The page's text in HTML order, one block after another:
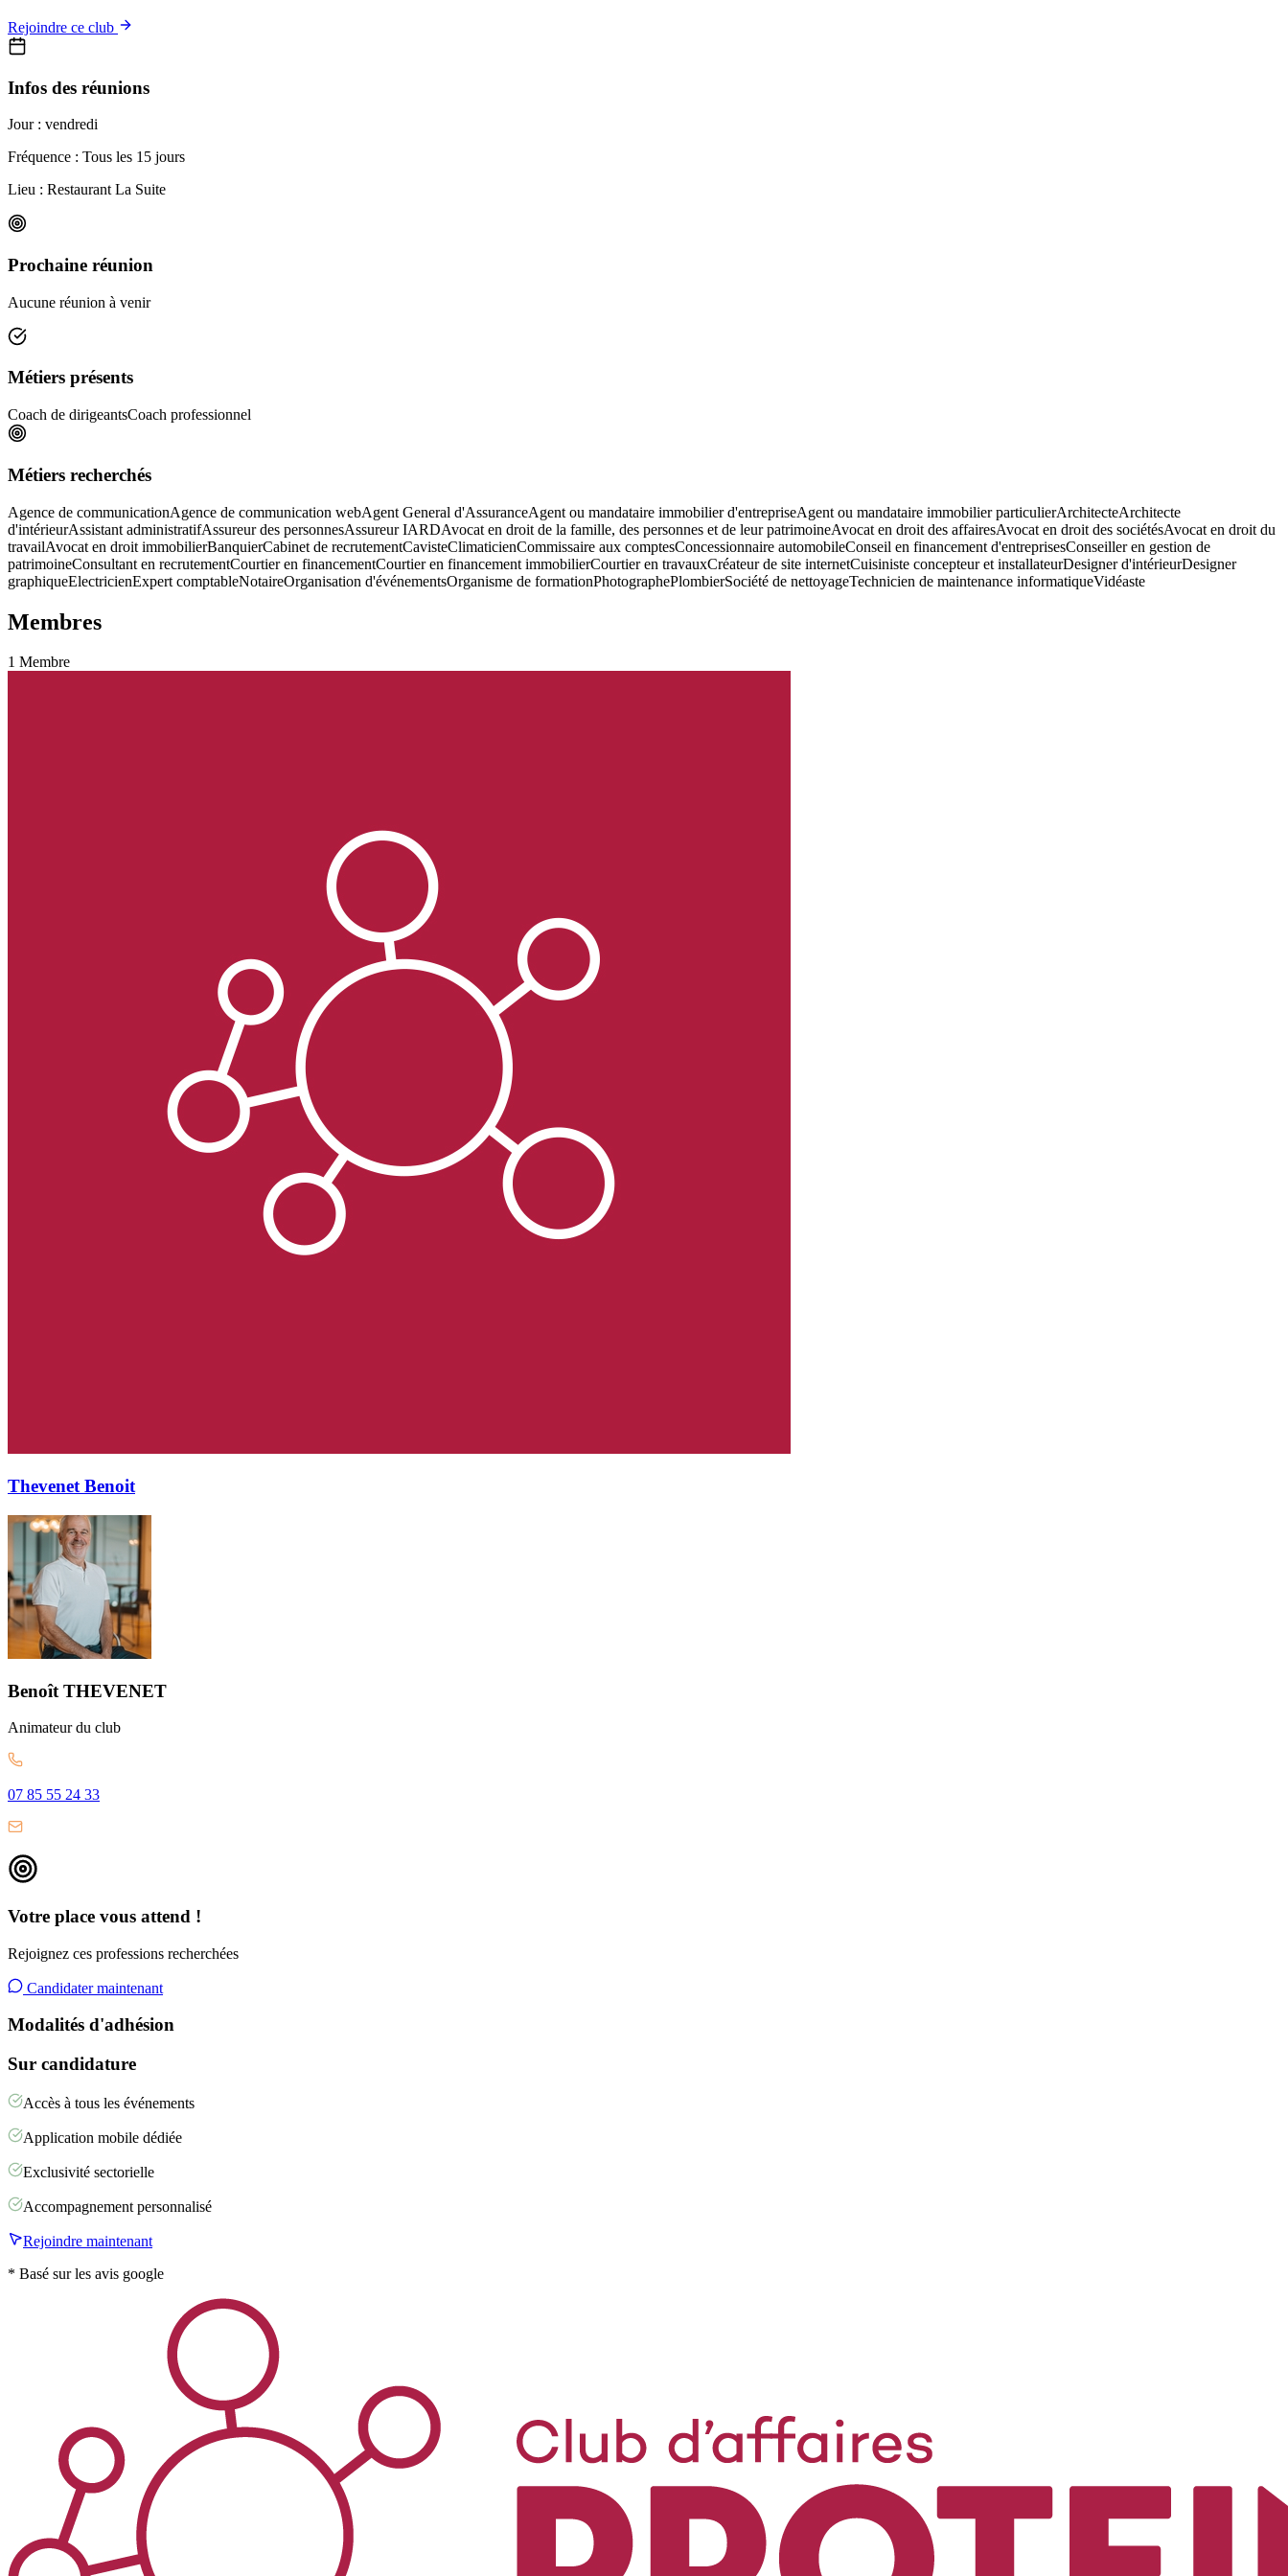
Rejoindre ce club
Infos des réunions
Jour : vendredi
Fréquence : Tous les 15 jours
Lieu : Restaurant La Suite
Prochaine réunion
Aucune réunion à venir
Métiers présents
Coach de dirigeantsCoach professionnel
Métiers recherchés
Agence de communicationAgence de communication webAgent General d'AssuranceAgent ou mandataire immobilier d'entrepriseAgent ou mandataire immobilier particulierArchitecteArchitecte
d'intérieurAssistant administratifAssureur des personnesAssureur IARDAvocat en droit de la famille, des personnes et de leur patrimoineAvocat en droit des affairesAvocat en droit des sociétésAvocat en droit du
travailAvocat en droit immobilierBanquierCabinet de recrutementCavisteClimaticienCommissaire aux comptesConcessionnaire automobileConseil en financement d'entreprisesConseiller en gestion de
patrimoineConsultant en recrutementCourtier en financementCourtier en financement immobilierCourtier en travauxCréateur de site internetCuisiniste concepteur et installateurDesigner d'intérieurDesigner
graphiqueElectricienExpert comptableNotaireOrganisation d'événementsOrganisme de formationPhotographePlombierSociété de nettoyageTechnicien de maintenance informatiqueVidéaste
Membres
1 Membre
Thevenet Benoit
Benoît THEVENET
Animateurdu club
07 85 55 24 33
Votre place vous attend !
Rejoignez ces professions recherchées
Candidater maintenant
Modalités d'adhésion
Sur candidature
Accès à tous les événements
Application mobile dédiée
Exclusivité sectorielle
Accompagnement personnalisé
Rejoindre maintenant
* Basé sur les avis google